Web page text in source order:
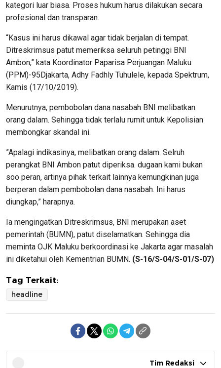
kategori luar biasa. Proses hukum harus dilakukan secara
profesional dan transparan.
“Kasus ini harus dikawal agar tidak berjalan di tempat.
Ditreskrimsus patut memeriksa seluruh petinggi BNI
Ambon,” kata Koordinator Paparisa Perjuangan Maluku
(PPM)-95Djakarta, Adhy Fadhly Tuhulele, kepada Spektrum,
Kamis (17/10/2019).
Menurutnya, pembobolan dana nasabah BNI melibatkan
orang dalam. Sehingga tidak terlalu rumit untuk Kepolisian
membongkar skandal ini.
”Apalagi indikasinya, melibatkan orang dalam. Selruh
perangkat BNI Ambon patut diperiksa. dugaan kami bukan
soo peran, artinya pihak terkait lainnya kemungkinan juga
berperan dalam pembobolan dana nasabah. Ini harus
diungkap,” harapnya.
Ia mengingatkan Ditreskrimsus, BNI merupakan aset
pemerintah (BUMN), patut diselamatkan. Sehingga dia
meminta OJK Maluku berkoordinasi ke Jakarta agar masalah
ini diketahui oleh Kementrian BUMN. (S-16/S-04/S-01/S-07)
Tag Terkait:
headline
Tim Redaksi